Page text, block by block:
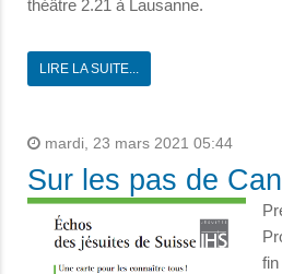
théâtre 2.21 à Lausanne.
LIRE LA SUITE...
mardi, 23 mars 2021 05:44
Sur les pas de